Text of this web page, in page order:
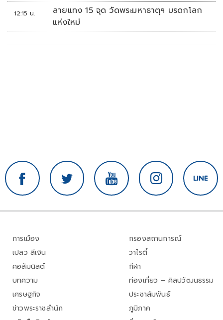
12:15 น.
ลายแทง 15 จุด วัดพระมหาธาตุฯ มรดกโลก
แห่งใหม่
การเมือง
เปลว สีเงิน
คอลัมนิสต์
บทความ
เศรษฐกิจ
ข่าวพระราชสำนัก
กรองสถานการณ์
วาไรตี้
กีฬา
ท่องเที่ยว – ศิลปวัฒนธรรม
ประชาสัมพันธ์
ภูมิภาค